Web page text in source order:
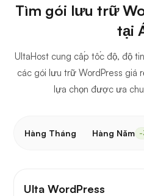
Tìm gói lưu trữ
tại
UltaHost cung cấp tốc độ, độ
các gói lưu trữ WordPress giá
lựa chọn được ưa
Hàng Tháng Hàng Năm -
Ulta WordPress